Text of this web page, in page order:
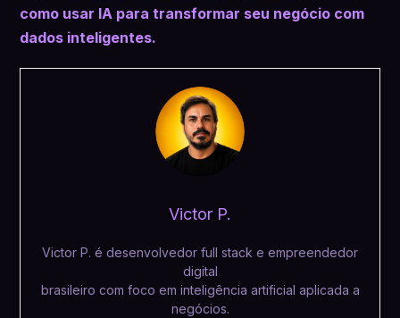
como usar IA para transformar seu negócio com
dados inteligentes.
Victor P.
Victor P. é desenvolvedor full stack e empreendedor
digital
brasileiro com foco em inteligência artificial aplicada a
negócios.